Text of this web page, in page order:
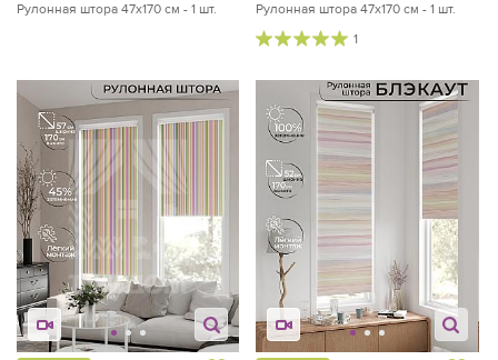
Рулонная штора 47х170 см - 1 шт.
Рулонная штора 47х170 см - 1 шт.
1